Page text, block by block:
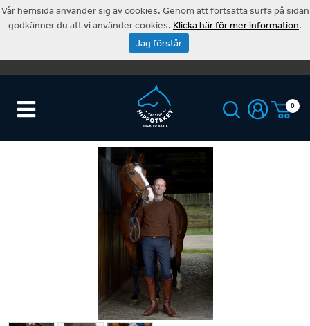
0
Vår hemsida använder sig av cookies. Genom att fortsätta surfa på sidan
godkänner du att vi använder cookies. Klicka här för mer information.
Jag förstår